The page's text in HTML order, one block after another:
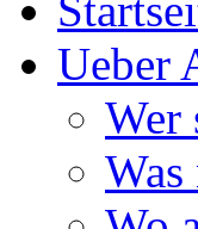
Ueber
Wer